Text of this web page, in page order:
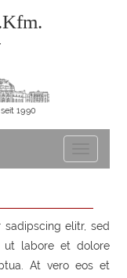
1990
sadipscing elitr, sed
ut labore et dolore
At vero eos et